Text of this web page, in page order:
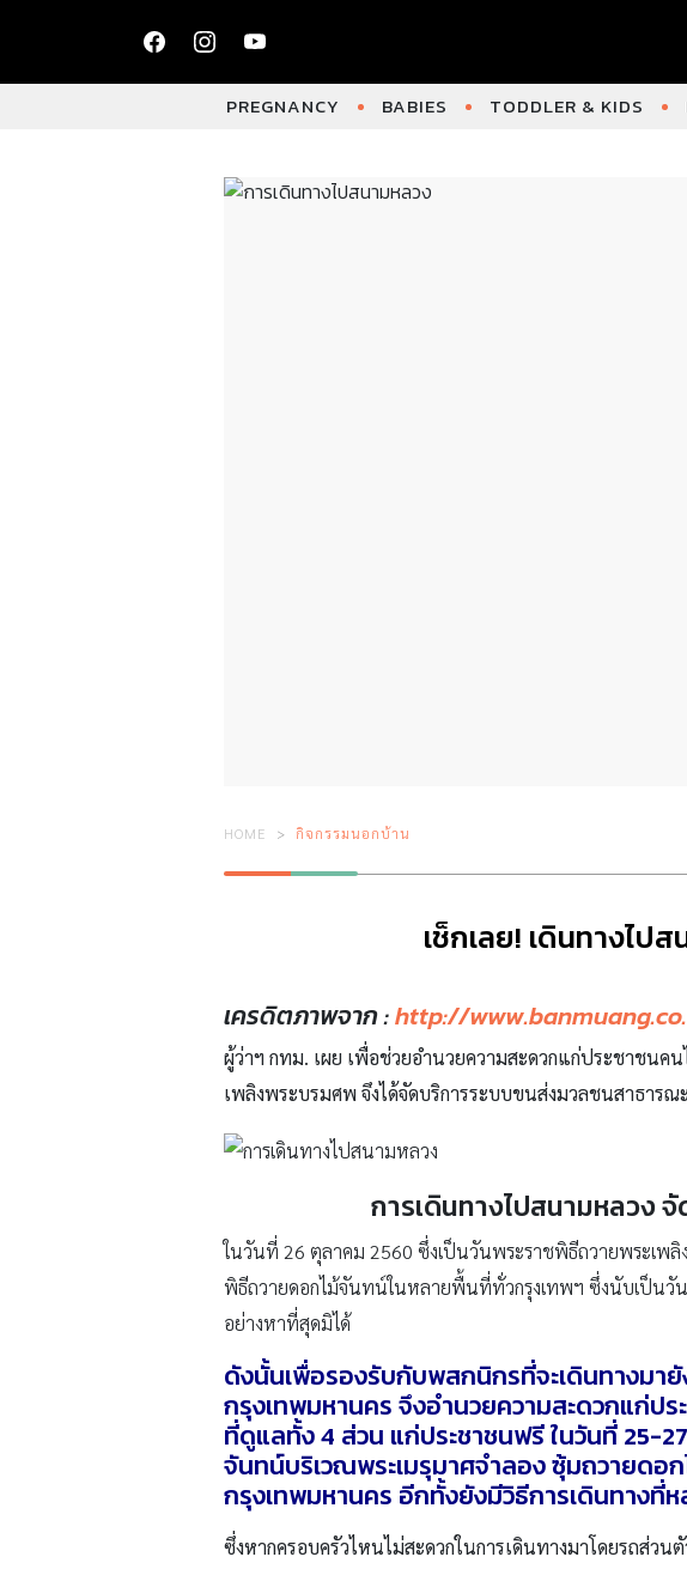
PREGNANCY BABIES TODDLER & KIDS
HOME กิจกรรมนอกบ้าน
เช็กเลย! เดินทางไป
เครดิตภาพจาก :http://
ผู้ว่าฯ กทม. เผย เพื่อช่วยอำนวยความสะดวกแก่ประชาชนค
เพลิงพระบรมศพ จึงได้จัดบริการระบบขนส่งมวลชนสาธาร
การเดินทางไปสนามหลวง
ในวันที่ 26 ตุลาคม 2560 ซึ่งเป็นวันพระราชพิธีถวายพระเ
พิธีถวายดอกไม้จันทน์ในหลายพื้นที่ทั่วกรุงเทพฯ ซึ่งนับเป็นวั
อย่างหาที่สุดมิได้
ดังนั้นเพื่อรองรับกับพสกนิกรที่จะเดินทางมา
กรุงเทพมหานคร จึงอำนวยความสะดวกแก่ป
ที่ดูแลทั้ง 4 ส่วน แก่ประชาชนฟรี ในวันที่ 25-
จันทน์บริเวณพระเมรุมาศจำลอง ซุ้มถวายด
กรุงเทพมหานคร อีกทั้งยังมีวิธีการเดินทางที่
ซึ่งหากครอบครัวไหนไม่สะดวกในการเดินทางมาโดยรถส่ว